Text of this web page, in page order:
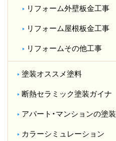
リフォーム外壁板金工事
リフォーム屋根板金工事
リフォームその他工事
塗装オススメ塗料
断熱セラミック塗装ガイナ
アパート・マンションの塗装
カラーシミュレーション